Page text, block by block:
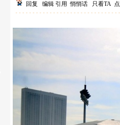
回复 编辑 引用 悄悄话 只看TA